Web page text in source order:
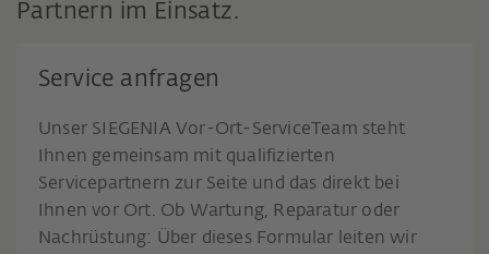
Partnern im Einsatz.
Service anfragen
Unser SIEGENIA Vor-Ort-ServiceTeam steht
Ihnen gemeinsam mit qualifizierten
Servicepartnern zur Seite und das direkt bei
Ihnen vor Ort. Ob Wartung, Reparatur oder
Nachrüstung: Über dieses Formular leiten wir